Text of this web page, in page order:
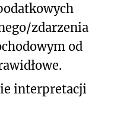
zdarzenia
od
interpretacji